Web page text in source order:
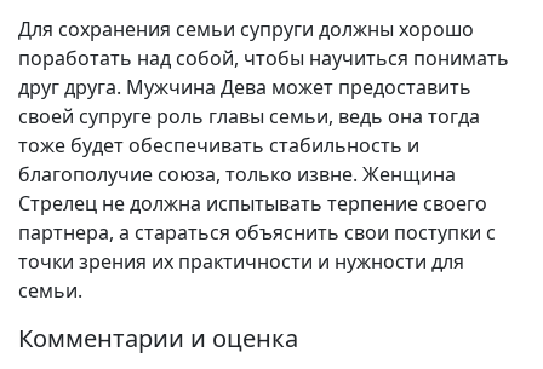
Для сохранения семьи супруги должны хорошо
поработать над собой, чтобы научиться понимать
друг друга. Мужчина Дева может предоставить
своей супруге роль главы семьи, ведь она тогда
тоже будет обеспечивать стабильность и
благополучие союза, только извне. Женщина
Стрелец не должна испытывать терпение своего
партнера, а стараться объяснить свои поступки с
точки зрения их практичности и нужности для
семьи.
Комментарии и оценка